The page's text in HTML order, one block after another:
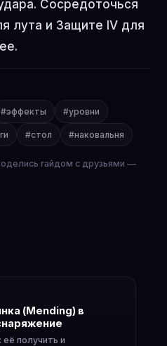
Сосредоточься
лута и Защите IV для
#эффекты #уровни
#стол #наковальня
гайдом с друзьями —
(Mending) в
получить и